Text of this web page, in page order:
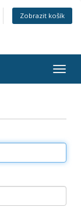
Zobrazit košík